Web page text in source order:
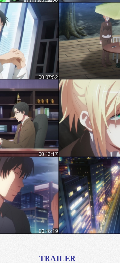
TRAILER